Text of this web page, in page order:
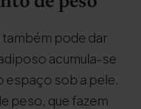
pode dar
acumula-se
espaço sob a pele.
peso, que fazem